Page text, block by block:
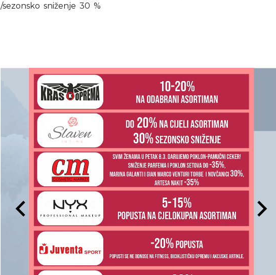
/sezonsko sniženje 30 %